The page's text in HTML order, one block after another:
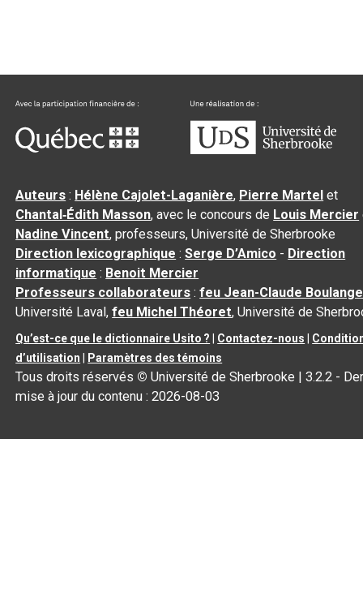
Auteurs : Hélène Cajolet-Laganière, Pierre Martel et
Chantal‑Édith Masson, avec le concours de Louis Mercier
Nadine Vincent, professeurs, Université de Sherbrooke
Direction lexicographique :Serge D’Amico - Direction
informatique : Benoit Mercier
Professeurs collaborateurs :feu Jean-Claude
Université Laval,feu Michel Théoret, Université de
Qu’est-ce que le dictionnaire Usito ? Contactez-nous
d’utilisation
Paramètres des témoins
Tous droits réservés © Université de Sherbrooke |3.2.2 -
mise à jour du contenu :2026-08-03